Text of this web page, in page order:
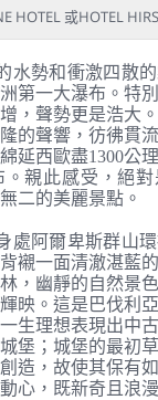
HOTEL 或HOTEL
水勢和衝激四散
第一大瀑布。特
，聲勢更是浩大
的聲響，彷彿貫
延西歐盡1300公
。親此感受，絕
二的美麗景點。
處阿爾卑斯群山
襯一面清澈湛藍
，幽靜的自然景
映。這是巴伐利
生理想表現出中
堡；城堡的最初
造，故使其保有
心，既新奇且浪漫